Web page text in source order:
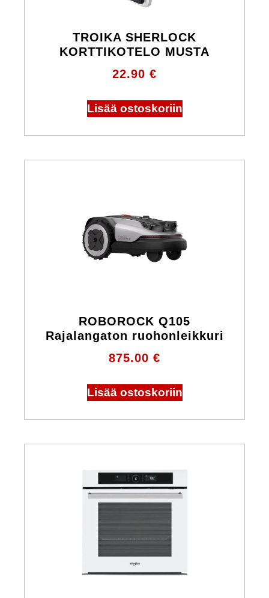
TROIKA SHERLOCK
KORTTIKOTELO MUSTA
22.90 €
Lisää ostoskoriin
ROBOROCK Q105
Rajalangaton ruohonleikkuri
875.00 €
Lisää ostoskoriin